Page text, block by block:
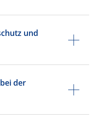
und
der